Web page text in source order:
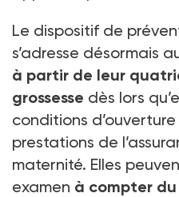
Le dispositif de
s’adresse désormais
à partir de leur
grossesse dès lors
conditions
prestations de
maternité. Elles
examen à compter